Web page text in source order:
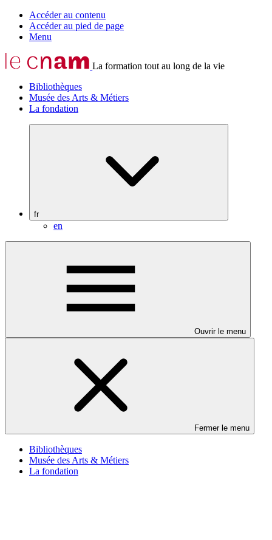
Accéder au contenu
Accéder au pied de page
Menu
La formation tout au long de la vie
Bibliothèques
Musée des Arts & Métiers
La fondation
fr
en
Ouvrir le menu
Fermer le menu
Bibliothèques
Musée des Arts & Métiers
La fondation